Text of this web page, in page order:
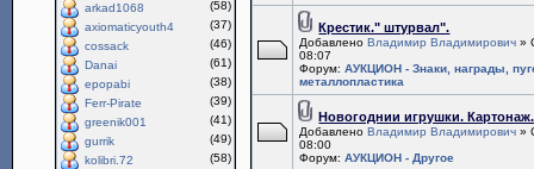
arkad1068
(58)
axiomaticyouth4
(37)
cossack
(46)
Danai
(61)
epopabi
(38)
Ferr-Pirate
(39)
greenik001
(41)
gurrik
(49)
kolibri.72
(58)
Крестик." штурвал".
ДобавленоВладимир Владимирович »
08:07
Форум:АУКЦИОН - Знаки, награды,
металлопластика
Новогоднии игрушки. Картонаж.
ДобавленоВладимир Владимирович »
08:00
Форум:АУКЦИОН - Другое